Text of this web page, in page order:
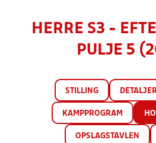
HERRE S3 -
PULJE 5
STILLING
KAMPPROGRAM
OPSLAGSTAVLEN